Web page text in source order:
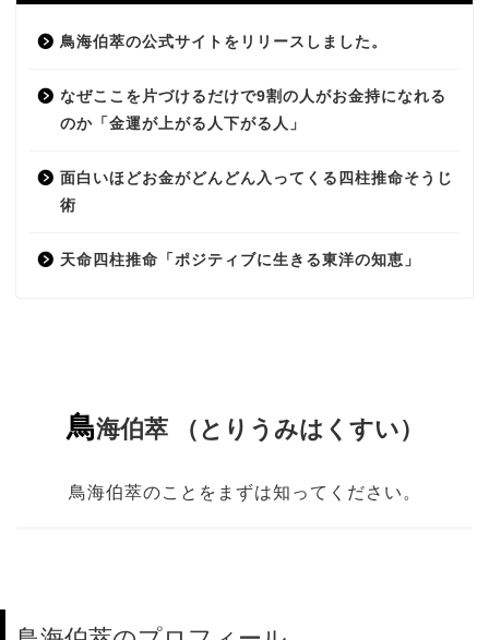
鳥海伯萃の公式サイトをリリースしました。
なぜここを片づけるだけで9割の人がお金持になれる
のか「金運が上がる人下がる人」
面白いほどお金がどんどん入ってくる四柱推命そうじ
術
天命四柱推命「ポジティブに生きる東洋の知恵」
鳥海伯萃 （とりうみはくすい）
鳥海伯萃のことをまずは知ってください。